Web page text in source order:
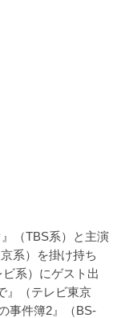
（TBS系）と主演
系）を掛け持ち
系）にゲスト出
』（テレビ東京
事件簿2』（BS-